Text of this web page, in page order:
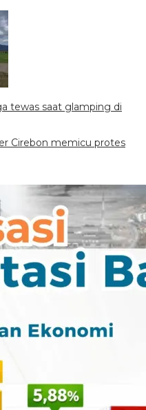
tewas saat glamping di
Cirebon memicu protes